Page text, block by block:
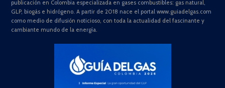
publicación en Colombia especializada en gases combustibles: gas natural,
GLP, biogás e hidrógeno. A partir de 2018 nace el portal www.guiadelgas.com
como medio de difusión noticioso, con toda la actualidad del fascinante y
cambiante mundo de la energía.